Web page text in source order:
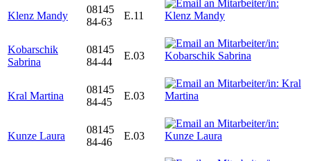
Klenz Mandy
08145
84-63
E.11
Kobarschik
Sabrina
08145
84-44
E.03
Kral Martina
08145
84-45
E.03
Kunze Laura
08145
84-46
E.03